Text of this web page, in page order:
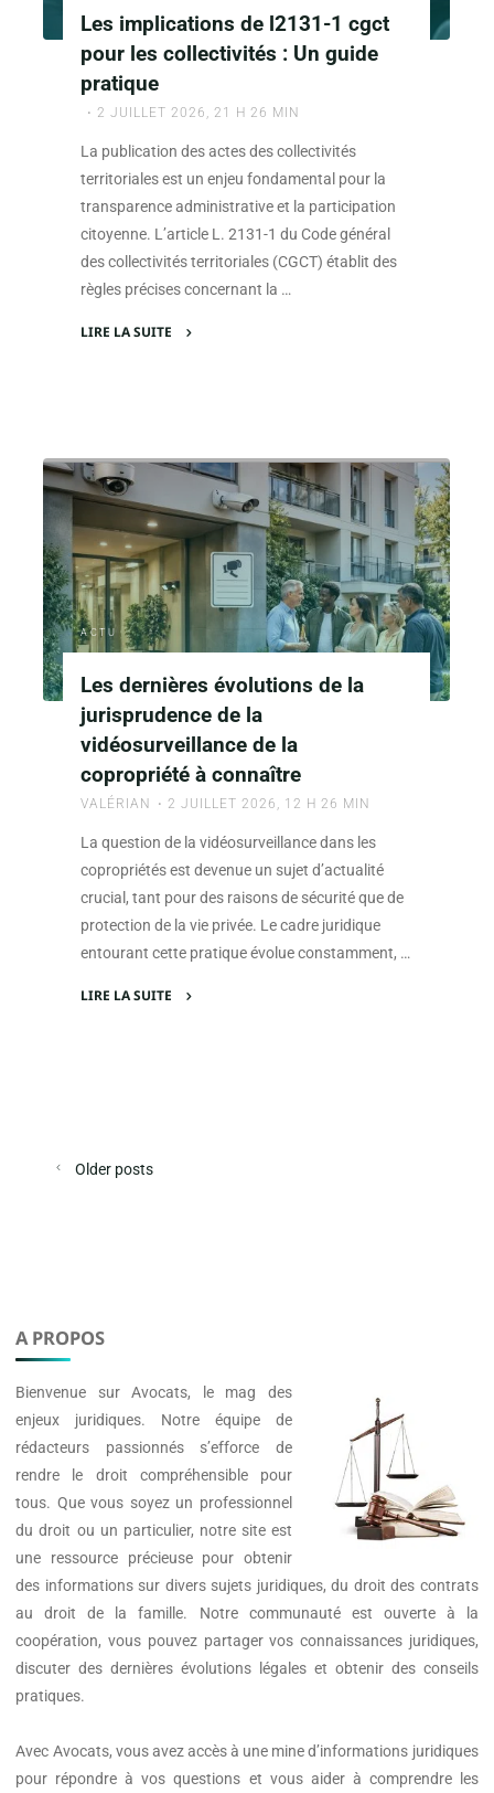
éviter
de
l’offre
de
l’assurance"
Les implications de l2131-1 cgct
pour les collectivités : Un guide
pratique
2 JUILLET 2026, 21 H 26 MIN
La publication des actes des collectivités
territoriales est un enjeu fondamental pour la
transparence administrative et la participation
citoyenne. L’article L. 2131-1 du Code général
des collectivités territoriales (CGCT) établit des
règles précises concernant la …
LIRE LA SUITE
1
cgct
les
collectivités
:
Un
guide
pratique"
ACTU
Les dernières évolutions de la
jurisprudence de la
vidéosurveillance de la
copropriété à connaître
VALÉRIAN 2 JUILLET 2026, 12 H 26 MIN
La question de la vidéosurveillance dans les
copropriétés est devenue un sujet d’actualité
crucial, tant pour des raisons de sécurité que de
protection de la vie privée. Le cadre juridique
entourant cette pratique évolue constamment, …
LIRE LA SUITE
de
à
Older posts
A PROPOS
Bienvenue surAvocats, le mag des
enjeux juridiques. Notre équipe de
rédacteurs passionnés s’efforce de
rendre le droit compréhensible pour
tous. Que vous soyez un professionnel
du droit ou un particulier, notre site est
une ressource précieuse pour obtenir
des informations sur divers sujets juridiques, du droit des contrats
au droit de la famille. Notre communauté est ouverte à la
coopération, vous pouvez partager vos connaissances juridiques,
discuter des dernières évolutions légales et obtenir des conseils
pratiques.
Avec Avocats, vous avez accès à une mine d’informations juridiques
pour répondre à vos questions et vous aider à comprendre les